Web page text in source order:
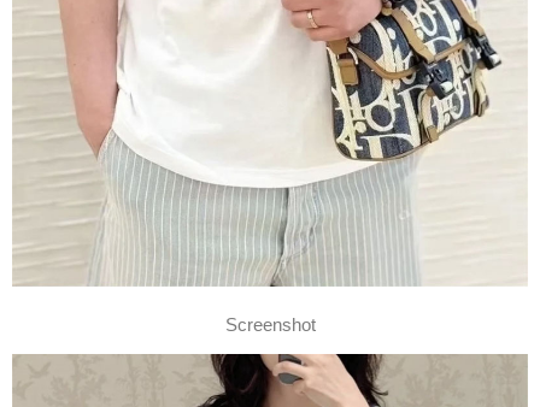
Screenshot